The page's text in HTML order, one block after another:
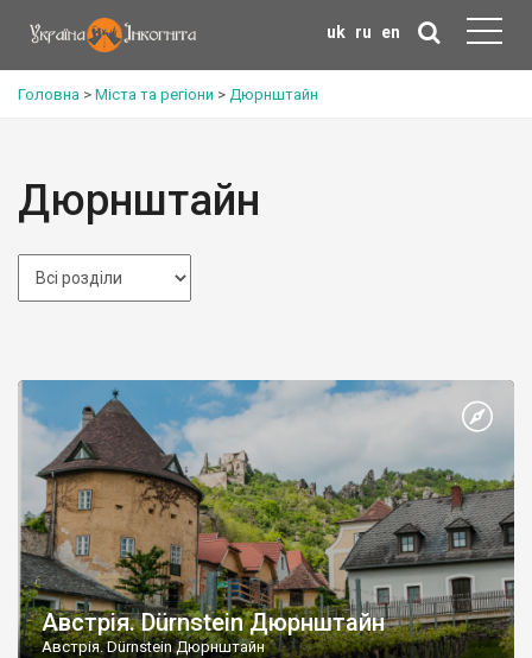
uk ru en
Головна > Міста та регіони > Дюрнштайн
Дюрнштайн
Австрія. Dürnstein Дюрнштайн
Австрія. Dürnstein Дюрнштайн